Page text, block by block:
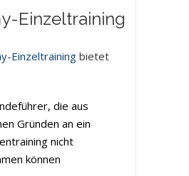
Einzeltraining
Einzeltraining bietet
die aus
Gründen an ein
nicht
können